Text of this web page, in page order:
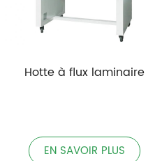
Hotte à flux laminaire
EN SAVOIR PLUS